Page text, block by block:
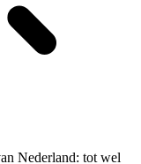
Nederland: tot wel